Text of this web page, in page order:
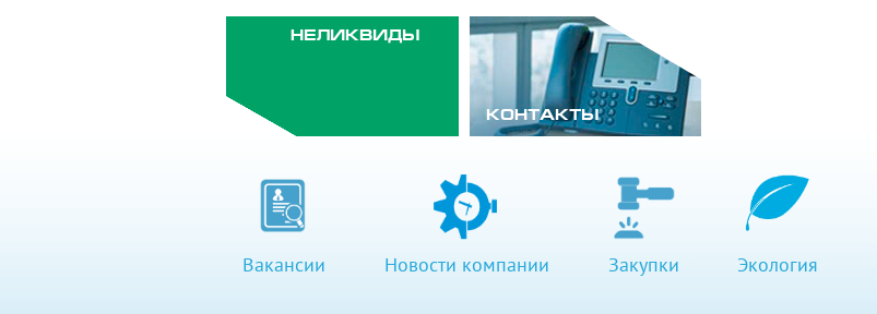
НЕЛИКВИДЫ
КОНТАКТЫ
Вакансии Новости компании Закупки Экология